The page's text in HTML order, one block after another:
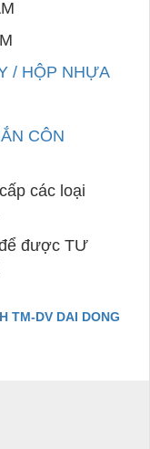
/ HỘP NHỰA
CÔN
các loại
được TƯ
TM-DV DAI DONG